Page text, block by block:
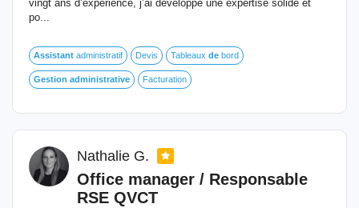
vingt ans d’expérience, j’ai développé une expertise solide et
po...
Assistant administratif Devis Tableaux de bord
Gestion administrative Facturation
Nathalie G.
Office manager / Responsable
RSE QVCT